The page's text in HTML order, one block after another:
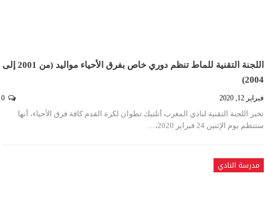
اللجنة التقنية للماط تنظم دوري خاص بفرق الأحياء مواليد (من 2001 إلى
2004)
فبراير 12, 2020
تخبر اللجنة التقنية لنادي المغرب أتلتيك تطوان لكرة القدم كافة فرق الأحياء، أنها
ستنظم يوم الإثنين 24 فبراير 2020،…
مدرسة النادي